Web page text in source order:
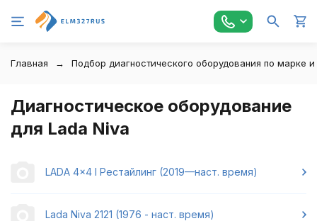
Главная Подбор диагностического оборудования по марке
Диагностическое оборудование
для Lada Niva
LADA 4x4 I Рестайлинг (2019—наст. время)
Lada Niva 2121 (1976 - наст. время)